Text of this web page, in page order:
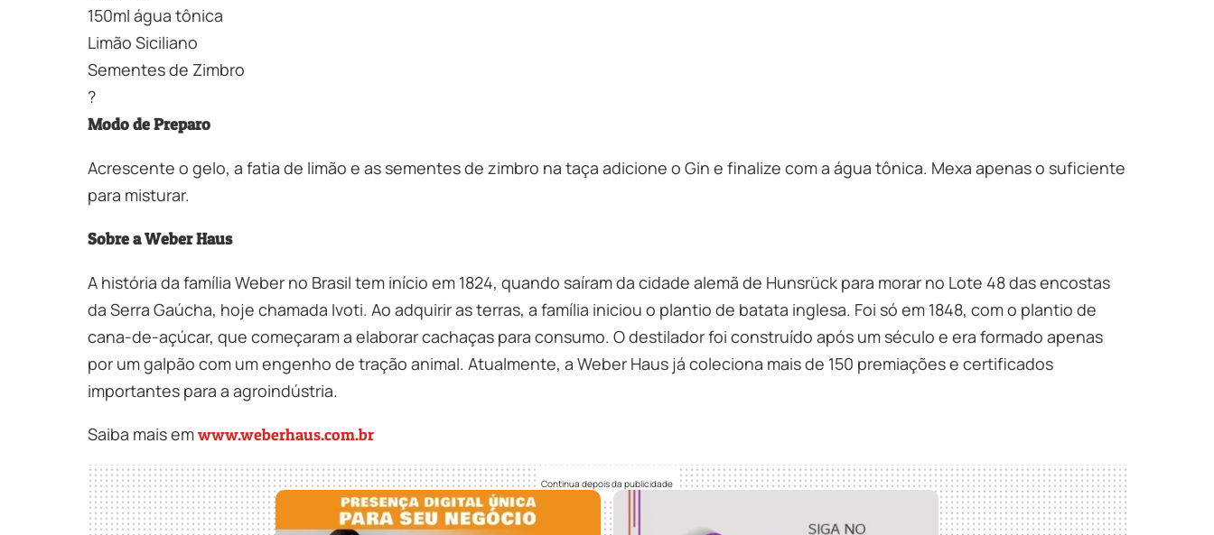
150ml água tônica
Limão Siciliano
Sementes de Zimbro
?
Modo de Preparo
Acrescente o gelo, a fatia de limão e as sementes de zimbro na taça adicione o Gin e finalize com a água tônica. Mexa apenas o suficiente
para misturar.
Sobre a Weber Haus
A história da família Weber no Brasil tem início em 1824, quando saíram da cidade alemã de Hunsrück para morar no Lote 48 das encostas
da Serra Gaúcha, hoje chamada Ivoti. Ao adquirir as terras, a família iniciou o plantio de batata inglesa. Foi só em 1848, com o plantio de
cana-de-açúcar, que começaram a elaborar cachaças para consumo. O destilador foi construído após um século e era formado apenas
por um galpão com um engenho de tração animal. Atualmente, a Weber Haus já coleciona mais de 150 premiações e certificados
importantes para a agroindústria.
Saiba mais emwww.weberhaus.com.br